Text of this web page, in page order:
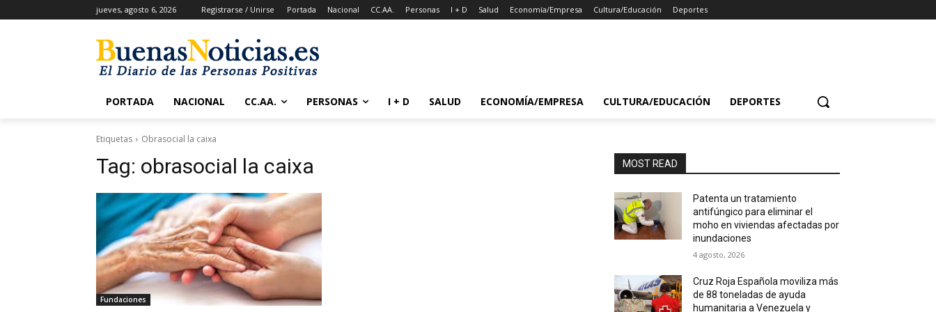
jueves, agosto 6, 2026 Registrarse / Unirse Portada Nacional CC.AA. Personas I + D Salud Economía/Empresa Cultura/Educación Deportes
PORTADA NACIONAL CC.AA. PERSONAS I + D SALUD ECONOMÍA/EMPRESA CULTURA/EDUCACIÓN DEPORTES
Etiquetas Obrasocial la caixa
Tag: obrasocial la caixa
Fundaciones
MOST READ
Patenta un tratamiento
antifúngico para eliminar el
moho en viviendas afectadas por
inundaciones
4 agosto, 2026
Cruz Roja Española moviliza más
de 88 toneladas de ayuda
humanitaria a Venezuela y